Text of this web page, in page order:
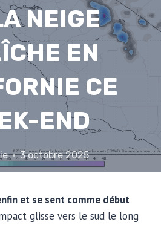
NEIGE
EN
CE
END
3 octobre 2025
et se sent comme début
glisse vers le sud le long